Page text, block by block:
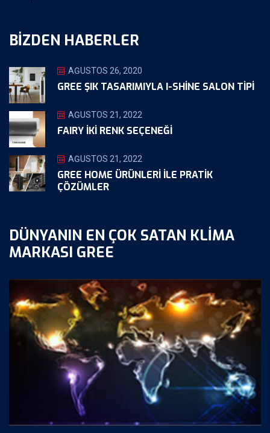
BIZDEN HABERLER
AĞUSTOS 26, 2020
GREE ŞIK TASARIMIYLA I-SHINE SALON TIPI
AĞUSTOS 21, 2022
FAIRY İKİ RENK SEÇENEĞİ
AĞUSTOS 21, 2022
GREE HOME ÜRÜNLERI ILE PRATIK
ÇÖZÜMLER
DÜNYANIN EN ÇOK SATAN KLIMA
MARKASI GREE